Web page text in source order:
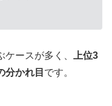
ースが多く、
上位3
分かれ目 です。